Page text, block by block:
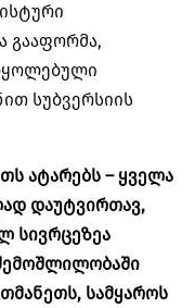
გააფორმა,
სუბვერსიის
ატარებს – ყველა
დაუტვირთავ,
სივრცეზეა
, სამყაროს